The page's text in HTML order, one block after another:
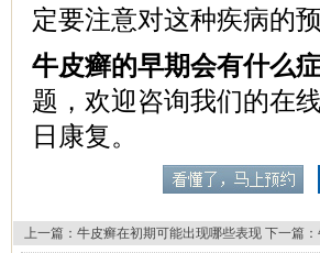
定要注意对这种疾病的
牛皮癣的早期会有什么
题，欢迎咨询我们的在
日康复。
上一篇： 牛皮癣在初期可能出现哪些表现 下一篇：